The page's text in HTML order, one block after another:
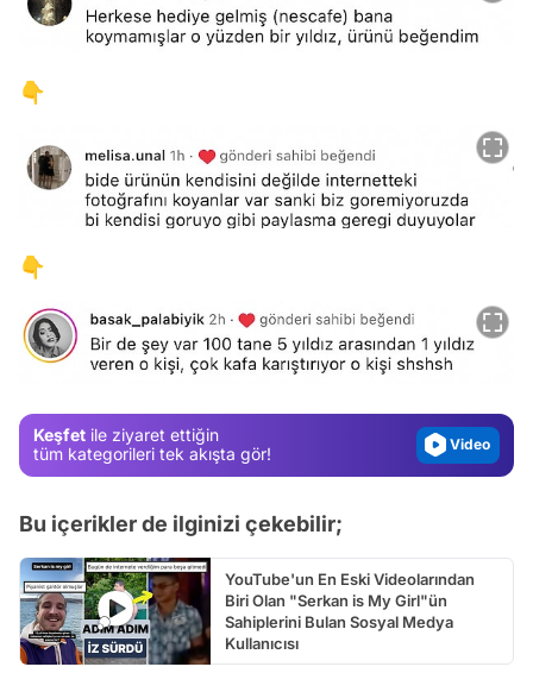
👇
👇
Keşfet ile ziyaret ettiğin
tüm kategorileri tek akışta gör!
Test
Gündem
Video
Bu içerikler de ilginizi çekebilir;
YouTube'un En Eski Videolarından
Biri Olan "Serkan is My Girl"ün
Sahiplerini Bulan Sosyal Medya
Kullanıcısı